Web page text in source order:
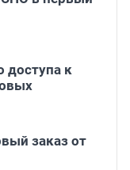
доступа к
заказ от